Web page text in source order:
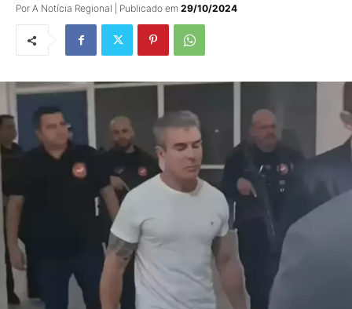
Por A Notícia Regional | Publicado em 29/10/2024